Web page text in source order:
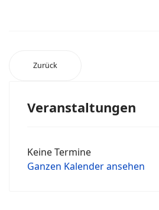
Zurück
Veranstaltungen
Keine Termine
Ganzen Kalender ansehen